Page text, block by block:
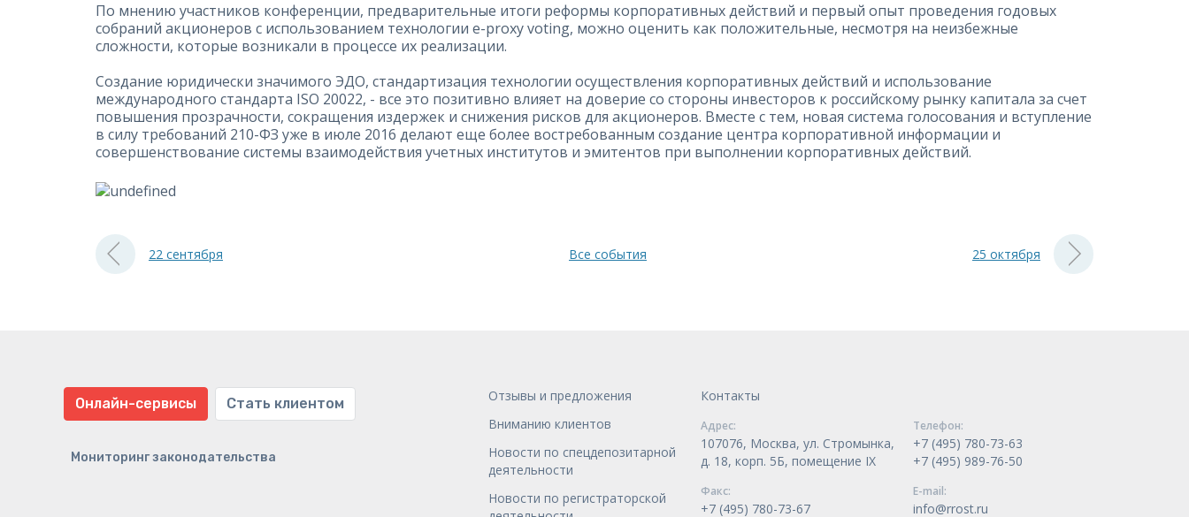
По мнению участников конференции, предварительные итоги реформы корпоративных действий и первый опыт проведения годовых
собраний акционеров с использованием технологии e-proxy voting, можно оценить как положительные, несмотря на неизбежные
сложности, которые возникали в процессе их реализации.
Создание юридически значимого ЭДО, стандартизация технологии осуществления корпоративных действий и использование
международного стандарта ISO 20022, - все это позитивно влияет на доверие со стороны инвесторов к российскому рынку капитала за счет
повышения прозрачности, сокращения издержек и снижения рисков для акционеров. Вместе с тем, новая система голосования и вступление
в силу требований 210-ФЗ уже в июле 2016 делают еще более востребованным создание центра корпоративной информации и
совершенствование системы взаимодействия учетных институтов и эмитентов при выполнении корпоративных действий.
22 сентября Все события 25 октября
Онлайн-сервисы Стать клиентом
Мониторинг законодательства
Отзывы и предложения
Вниманию клиентов
Новости по спецдепозитарной
деятельности
Новости по регистраторской
Контакты
Адрес:
107076, Москва, ул. Стромынка,
д. 18, корп. 5Б, помещение IX
Телeфон:
+7 (495) 780-73-63
+7 (495) 989-76-50
Факс:
+7 (495) 780-73-67
E-mail:
info@rrost.ru